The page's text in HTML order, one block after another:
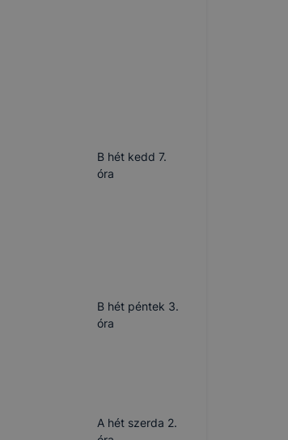
B hét kedd 7.
óra
B hét péntek 3.
óra
A hét szerda 2.